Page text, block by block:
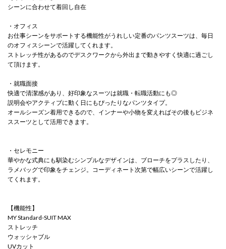
シーンに合わせて着回し自在
・オフィス
お仕事シーンをサポートする機能性がうれしい定番のパンツスーツは、毎日
のオフィスシーンで活躍してくれます。
ストレッチ性があるのでデスクワークから外出まで動きやすく快適に過ごし
て頂けます。
・就職面接
快適で清潔感があり、好印象なスーツは就職・転職活動にも◎
説明会やアクティブに動く日にもぴったりなパンツタイプ。
オールシーズン着用できるので、インナーや小物を変えればその後もビジネ
ススーツとして活用できます。
・セレモニー
華やかな式典にも馴染むシンプルなデザインは、ブローチをプラスしたり、
ラメバッグで印象をチェンジ。コーディネート次第で幅広いシーンで活躍し
てくれます。
【機能性】
MY Standard-SUIT MAX
ストレッチ
ウォッシャブル
UVカット